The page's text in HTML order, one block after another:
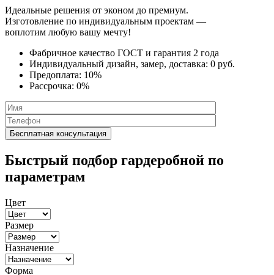
Идеальные решения от эконом до премиум.
Изготовление по индивидуальным проектам —
воплотим любую вашу мечту!
Фабричное качество ГОСТ и гарантия 2 года
Индивидуальный дизайн, замер, доставка: 0 руб.
Предоплата: 10%
Рассрочка: 0%
Быстрый подбор гардеробной по
параметрам
Цвет
Размер
Назначение
Форма